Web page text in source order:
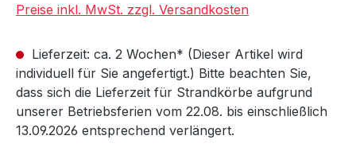
Preise inkl. MwSt. zzgl. Versandkosten
Lieferzeit: ca. 2 Wochen* (Dieser Artikel wird
individuell für Sie angefertigt.) Bitte beachten Sie,
dass sich die Lieferzeit für Strandkörbe aufgrund
unserer Betriebsferien vom 22.08. bis einschließlich
13.09.2026 entsprechend verlängert.